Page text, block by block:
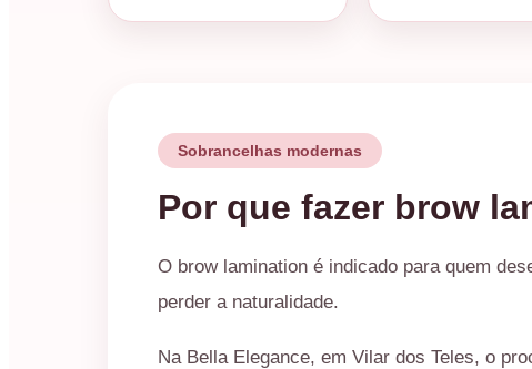
Sobrancelhas modernas
Por que fazer brow
O brow lamination é indicado para quem
perder a naturalidade.
Na Bella Elegance, em Vilar dos Teles, o